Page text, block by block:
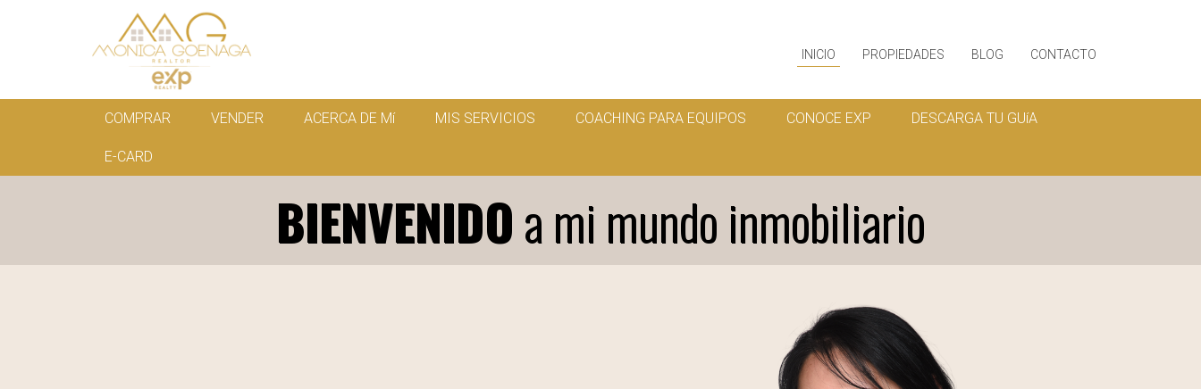
INICIO PROPIEDADES BLOG CONTACTO
COMPRAR VENDER ACERCA DE Mí MIS SERVICIOS COACHING PARA EQUIPOS CONOCE EXP DESCARGA TU GUíA
E-CARD
BIENVENIDOa mi mundo inmobiliario